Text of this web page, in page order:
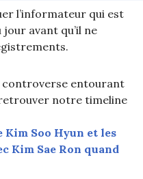
l’informateur qui est
avant qu’il ne
entourant
notre timeline
Soo Hyun et les
Kim Sae Ron quand